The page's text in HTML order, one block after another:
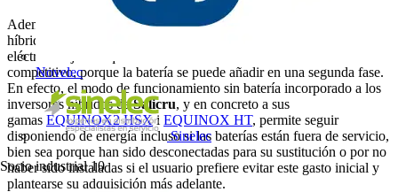
Novelec
Sinelec
Socio industrial 10
Además, en tiempos de inseguridad energética, los inversores
híbridos aumentan la resiliencia, ya que garantizan el suministro
eléctrico bajo cualquier circunstancia. Su coste también es
competitivo, porque la batería se puede añadir en una segunda fase.
En efecto, el modo de funcionamiento sin batería incorporado a los
inversores híbridos deSalicru, y en concreto a sus
gamas EQUINOX2 HSXi EQUINOX HT, permite seguir
disponiendo de energía incluso si las baterías están fuera de servicio,
bien sea porque han sido desconectadas para su sustitución o por no
haber sido instaladas si el usuario prefiere evitar este gasto inicial y
plantearse su adquisición más adelante.